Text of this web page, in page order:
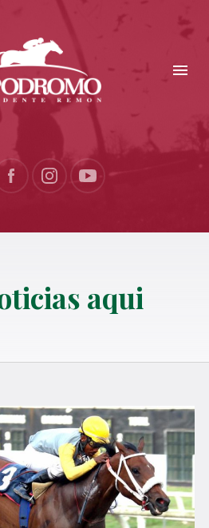
aqui